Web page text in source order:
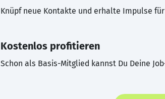
Knüpf neue Kontakte und erhalte Impulse
Kostenlos profitieren
Schon als Basis-Mitglied kannst Du Deine